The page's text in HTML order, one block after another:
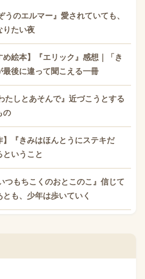
うのエルマー』愛されていても、
りたい夜
め絵本】『エリック』感想｜「き
最後に違って聞こえる一冊
たしとあそんで』近づこうとする
の
】『きみはほんとうにステキだ
ということ
つもちこくのおとこのこ』信じて
とも、少年は歩いていく